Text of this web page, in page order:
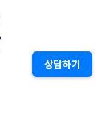
상담하기